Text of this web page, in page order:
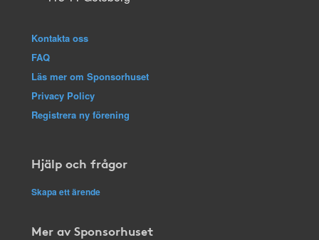
Kontakta oss
FAQ
Läs mer om Sponsorhuset
Privacy Policy
Registrera ny förening
Hjälp och frågor
Skapa ett ärende
Mer av Sponsorhuset